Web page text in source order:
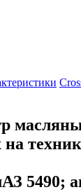
5490;